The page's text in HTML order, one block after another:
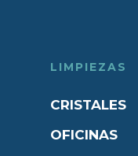
LIMPIEZAS
CRISTALES
OFICINAS